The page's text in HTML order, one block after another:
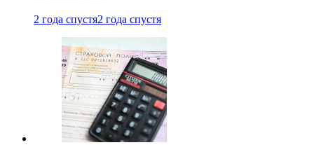
2 года спустя2 года спустя